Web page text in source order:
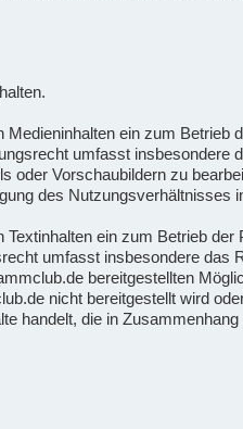
ein zum
umfasst
oder Vorschaubildern zu
des Nutzungsverhältnisses
ein zum Betrieb
umfasst insbesondere
bereitgestellten
nicht bereitgestellt wird
handelt, die in